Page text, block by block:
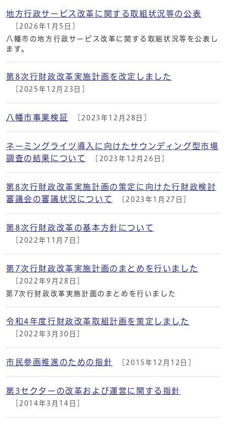
地方行政サービス改革に関する取組状況等の公表
[2026年1月5日]
八幡市の地方行政サービス改革に関する取組状況等を公表し
ます。
第8次行財政改革実施計画を改定しました
[2025年12月23日]
八幡市事業検証 [2023年12月28日]
ネーミングライツ導入に向けたサウンディング型市場
調査の結果について
[2023年12月26日]
第8次行財政改革実施計画の策定に向けた行財政検討
審議会の審議状況について
[2023年1月27日]
第8次行財政改革の基本方針について
[2022年11月7日]
第7次行財政改革実施計画のまとめを行いました
[2022年9月28日]
第7次行財政改革実施計画のまとめを行いました
令和4年度行財政改革取組計画を策定しました
[2022年3月30日]
市民参画推進のための指針 [2015年12月12日]
第3セクターの改革および運営に関する指針
[2014年3月14日]